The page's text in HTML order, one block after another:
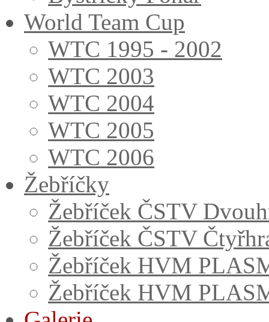
World Team Cup
WTC 1995 - 2002
WTC 2003
WTC 2004
WTC 2005
WTC 2006
Žebříčky
Žebříček ČSTV
Žebříček ČSTV
Žebříček HVM
Žebříček HVM